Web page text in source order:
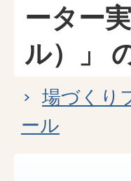
ーター
ル）」
場づくり
ール